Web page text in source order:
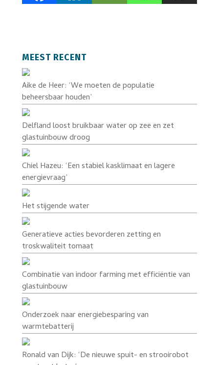
MEEST RECENT
Aike de Heer: ‘We moeten de populatie
beheersbaar houden’
Delfland loost bruikbaar water op zee en zet
glastuinbouw droog
Chiel Hazeu: ‘Een stabiel kasklimaat en lagere
energievraag’
Het stijgende water
Generatieve acties bevorderen zetting en
troskwaliteit tomaat
Combinatie van indoor farming met efficiëntie van
glastuinbouw
Onderzoek naar energiebesparing van
warmtebatterij
Ronald van Dijk: ‘De nieuwe spuit- en strooirobot